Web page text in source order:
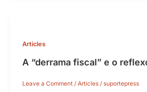
Articles
A “derrama fiscal” e o
Leave a Comment / Articles/ suportepress